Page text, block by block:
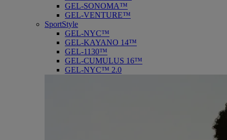
GEL-SONOMA™
GEL-VENTURE™
SportStyle
GEL-NYC™
GEL-KAYANO 14™
GEL-1130™
GEL-CUMULUS 16™
GEL-NYC™ 2.0